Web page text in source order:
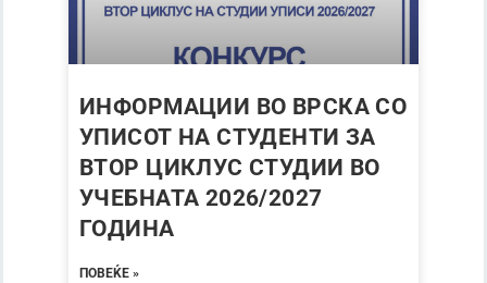
ИНФОРМАЦИИ ВО ВРСКА СО
УПИСОТ НА СТУДЕНТИ ЗА
ВТОР ЦИКЛУС СТУДИИ ВО
УЧЕБНАТА 2026/2027
ГОДИНА
ПОВЕЌЕ »